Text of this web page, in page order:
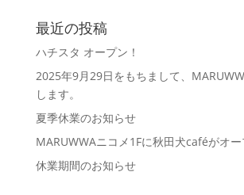
最近の投稿
ハチスタ オープン！
2025年9月29日をもちまして、
します。
夏季休業のお知らせ
MARUWWAニコメ1Fに秋田犬caféがオー
休業期間のお知らせ